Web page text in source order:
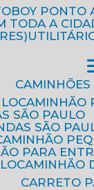
TODA A
SÃO PAULO
SÃO
CAMINHÃO
PARA
CAMINHÃO
CARRETO